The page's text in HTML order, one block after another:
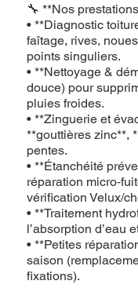
🔧 **Nos
• **Diagnostic
faîtage, rives,
points singuliers.
• **Nettoyage &
douce) pour
pluies froides.
• **Zinguerie et
**gouttières zinc**,
pentes.
• **Étanchéité
réparation
vérification Velux/
• **Traitement
l’absorption d’eau
• **Petites
saison
fixations).